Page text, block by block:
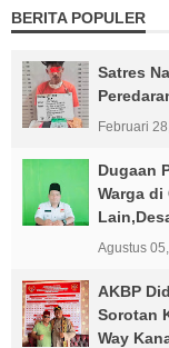
BERITA POPULER
Satres
Februari
Dugaan
Warga
Agustus
AKBP
Sorotan
Way